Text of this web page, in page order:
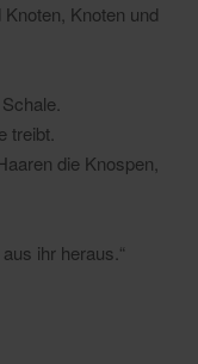
Knoten und
treibt.
die Knospen,
ihr heraus.“